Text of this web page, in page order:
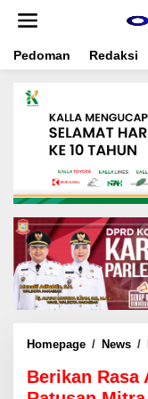
t
Pedoman Redaksi
Homepage / News /
Berikan Rasa